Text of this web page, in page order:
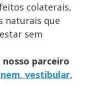
colaterais,
naturais que
sem
parceiro
vestibular,